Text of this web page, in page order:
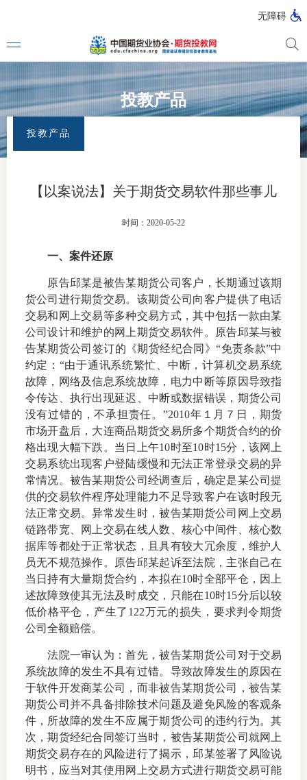
无障碍
媒体看
投教动
漫画图
上市品
投教书
风险案
新手指
期货
业务指
维权须
维权组
投教产品
投教产品
【以案说法】关于期货交易软件那些事儿
时间：2020-05-22
一、 案件还原
原告邱某是被告某期货公司客户，长期通过该期
货公司进行期货交易。该期货公司向客户提供了电话
交易和网上交易等多种交易方式，其中包括一款由某
公司设计和维护的网上期货交易软件。原告邱某与被
告某期货公司签订的《期货经纪合同》“免责条款”中
约定：“由于通讯系统繁忙、中断，计算机交易系统
故障，网络及信息系统故障，电力中断等原因导致指
令传达、执行出现延迟、中断或数据错误，期货公司
没有过错的，不承担责任。”2010年１月７日，期货
市场开盘后，大连商品期货交易所多个期货合约的价
格出现大幅下跌。当日上午10时至10时15分，该网上
交易系统出现客户登陆缓慢和无法正常登录交易的异
常情况。被告某期货公司经调查后，确定是某公司提
供的交易软件程序处理能力不足导致客户在该时段无
法正常交易。异常发生时，被告某期货公司网上交易
链路带宽、网上交易在线人数、核心中间件、核心数
据库等都处于正常状态，且具有较大冗余度，维护人
员无不规范操作。原告邱某起诉至法院，主张自己在
当日持有大量期货合约，本拟在10时全部平仓，因上
述故障致使其无法及时成交，只能在10时15分后以较
低价格平仓，产生了 122万元的损失，要求判令期货
公司全额赔偿。
法院一审认为：首先，被告某期货公司对于交易
系统故障的发生不具有过错。导致故障发生的原因在
于软件开发商某公司，而非被告某期货公司，被告某
期货公司并不具备排除技术问题及避免风险的客观条
件，所故障的发生不应属于期货公司的违约行为。其
次，期货经纪合同签订当时，被告某期货公司就网上
期货交易存在的风险进行了揭示，邱某签署了风险说
明书，应当对其使用网上交易方式进行期货交易可能